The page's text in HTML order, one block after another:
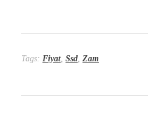
Tags: Fiyat, Ssd Zam